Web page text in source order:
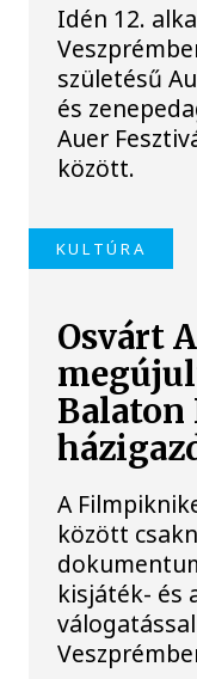
Idén 12.
születésű
és
Auer
között.
KULTÚRA
Osvárt
A
között
kisjáték- és